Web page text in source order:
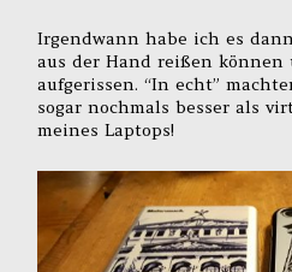
Irgendwann habe ich es
aus der Hand reißen können
aufgerissen. “In echt”
sogar nochmals besser als
meines Laptops!